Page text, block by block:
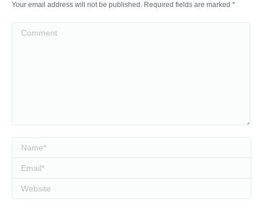
Your email address will not be published. Required fields are marked *
Name *
Email *
Website